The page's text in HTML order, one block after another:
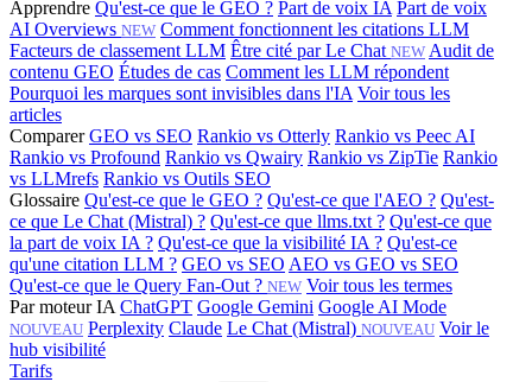
Apprendre Qu'est-ce que le GEO ? Part de voix IA Part de voix
AI Overviews NEW Comment fonctionnent les citations LLM
Facteurs de classement LLM Être cité par Le Chat NEW Audit de
contenu GEO Études de cas Comment les LLM répondent
Pourquoi les marques sont invisibles dans l'IA Voir tous les
articles
Comparer GEO vs SEO Rankio vs Otterly Rankio vs Peec AI
Rankio vs Profound Rankio vs Qwairy Rankio vs ZipTie Rankio
vs LLMrefs Rankio vs Outils SEO
Glossaire Qu'est-ce que le GEO ? Qu'est-ce que l'AEO ? Qu'est-
ce que Le Chat (Mistral) ? Qu'est-ce que llms.txt ? Qu'est-ce que
la part de voix IA ? Qu'est-ce que la visibilité IA ? Qu'est-ce
qu'une citation LLM ? GEO vs SEO AEO vs GEO vs SEO
Qu'est-ce que le Query Fan-Out ? NEW Voir tous les termes
Par moteur IA ChatGPT Google Gemini Google AI Mode
NOUVEAU Perplexity Claude Le Chat (Mistral) NOUVEAU Voir le
hub visibilité
Tarifs